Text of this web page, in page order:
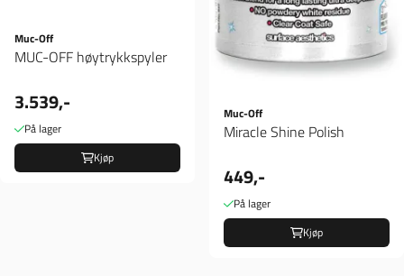
Muc-Off
MUC-OFF høytrykkspyler
3.539,-
På lager
Kjøp
Muc-Off
Miracle Shine Polish
449,-
På lager
Kjøp